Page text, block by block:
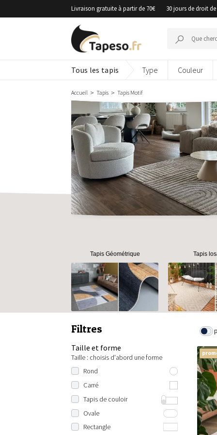
au
Livraison gratuite à partir de 70€ 30 jours de droit
pour :
Tous les tapis Type Couleur
Accueil Tapis Tapis Motif
Tapis Géométrique Tapis
Filtres
Taille et forme
Taille : choisis d'abord une forme
Rond
80 cm rond
100 cm rond
120 cm rond
140 cm rond
Carré
100x100 cm
120x120 cm
130x130 cm
Tapis de couloir
Longueur : 200 cm
Longueur : 230 cm
Ovale
100x150 cm
Rectangle